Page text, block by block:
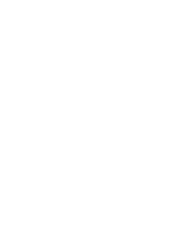
cm)
(18,9 x 21,0 cm)